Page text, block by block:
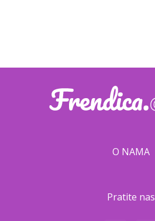
O NAMA
Pratite nas